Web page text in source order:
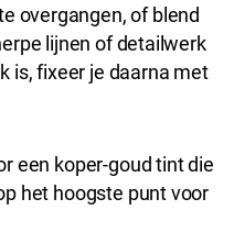
overgangen, of blend
lijnen of detailwerk
is, fixeer je daarna met
een koper-goud tint die
het hoogste punt voor